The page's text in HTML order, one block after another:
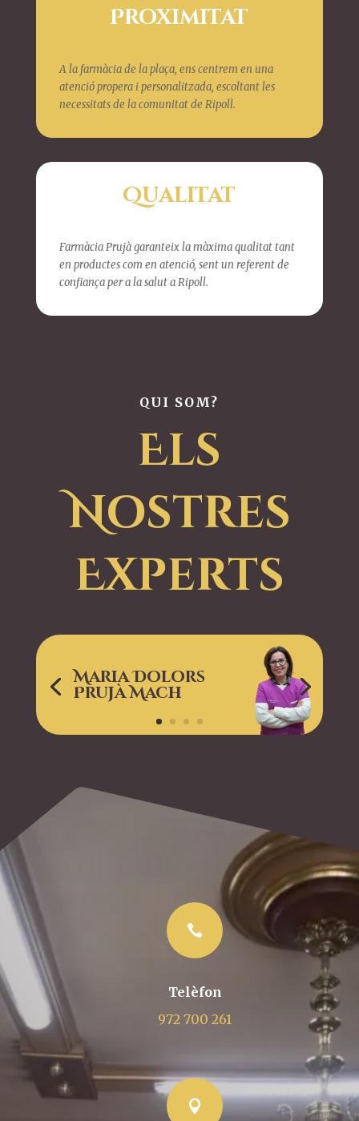
Proximitat
A la farmàcia de la plaça, ens centrem en una
atenció propera i personalitzada, escoltant les
necessitats de la comunitat de Ripoll.
Qualitat
Farmàcia Prujà garanteix la màxima qualitat tant
en productes com en atenció, sent un referent de
confiança per a la salut a Ripoll.
QUI SOM?
Els
Nostres
Experts
Maria Dolors
Prujà Mach

Telèfon
972 700 261
